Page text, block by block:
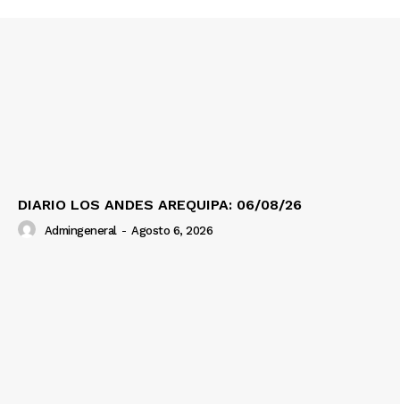
DIARIO LOS ANDES AREQUIPA: 06/08/26
Admingeneral - Agosto 6, 2026